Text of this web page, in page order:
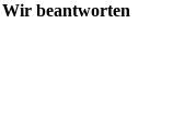
Wir beantworten